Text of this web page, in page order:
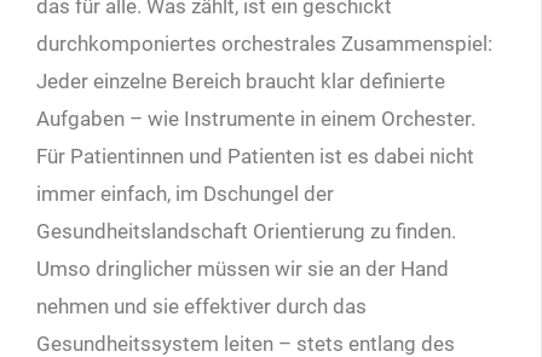
das für alle. Was zählt, ist ein geschickt
durchkomponiertes orchestrales Zusammenspiel:
Jeder einzelne Bereich braucht klar definierte
Aufgaben – wie Instrumente in einem Orchester.
Für Patientinnen und Patienten ist es dabei nicht
immer einfach, im Dschungel der
Gesundheitslandschaft Orientierung zu finden.
Umso dringlicher müssen wir sie an der Hand
nehmen und sie effektiver durch das
Gesundheitssystem leiten – stets entlang des